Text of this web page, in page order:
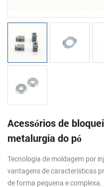
Acessórios de
metalurgia do pó
Tecnologia de moldagem por
vantagens de características
de forma pequena e complexa.